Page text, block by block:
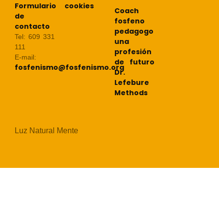
Formulario
de
contacto
Tel: 609 331
111
E-mail:
fosfenismo@fosfenismo.org
cookies
Coach
fosfeno
pedagogo
una
profesión
de futuro
Dr.
Lefebure
Methods
Luz Natural Mente